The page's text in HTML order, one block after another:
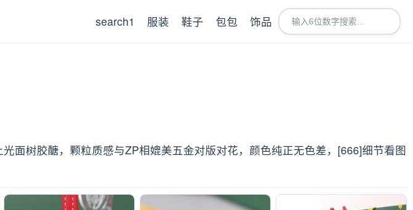
search1 服装 鞋子 包包 饰品
面树胶醣，颗粒质感与ZP相媲美五金对版对花，颜色纯正无色差，[666]细节看图